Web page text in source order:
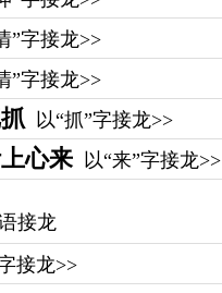
”字接龙>>
”字接龙>>
以“抓”字接龙>>
心来 以“来”字接龙>>
接龙
接龙>>